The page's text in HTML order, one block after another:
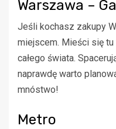
Warszawa –
Jeśli kochasz zakupy
miejscem. Mieści się
całego świata.
naprawdę warto
mnóstwo!
Metro